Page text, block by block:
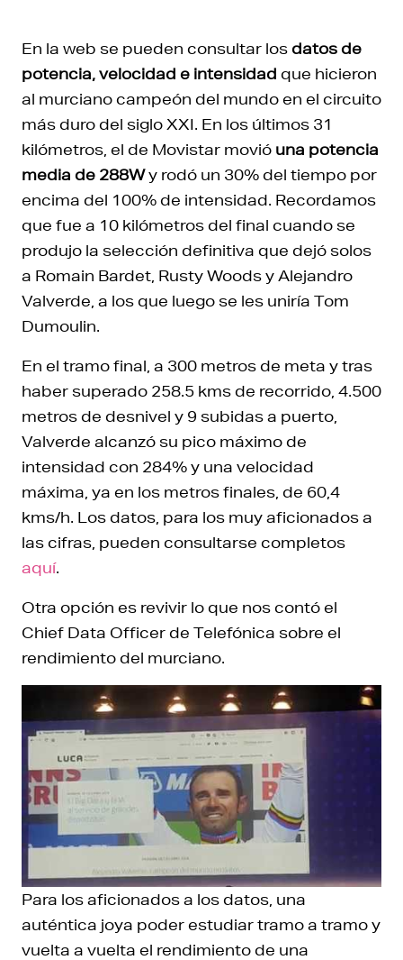
En la web se pueden consultar losdatos de
potencia, velocidad e intensidad que hicieron
al murciano campeón del mundo en el circuito
más duro del siglo XXI. En los últimos 31
kilómetros, el de Movistar movió una potencia
media de 288Wy rodó un 30% del tiempo por
encima del 100% de intensidad. Recordamos
que fue a 10 kilómetros del final cuando se
produjo la selección definitiva que dejó solos
a Romain Bardet, Rusty Woods y Alejandro
Valverde, a los que luego se les uniría Tom
Dumoulin.
En el tramo final, a 300 metros de meta y tras
haber superado 258.5 kms de recorrido, 4.500
metros de desnivel y 9 subidas a puerto,
Valverde alcanzó su pico máximo de
intensidad con 284% y una velocidad
máxima, ya en los metros finales, de 60,4
kms/h. Los datos, para los muy aficionados a
las cifras, pueden consultarse completos
aquí.
Otra opción es revivir lo que nos contó el
Chief Data Officer de Telefónica sobre el
rendimiento del murciano.
Para los aficionados a los datos, una
auténtica joya poder estudiar tramo a tramo y
vuelta a vuelta el rendimiento de una